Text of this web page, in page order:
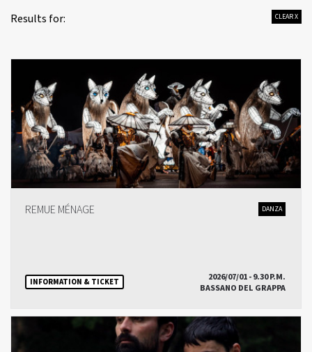
Results for: CLEAR X
REMUE MÉNAGE DANZA
INFORMATION & TICKET
2026/07/01 - 9.30 P.M.
BASSANO DEL GRAPPA